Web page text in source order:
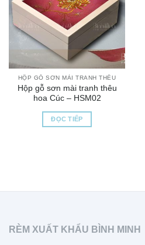
HỘP GỖ SƠN MÀI TRANH THÊU
Hộp gỗ sơn mài tranh thêu
hoa Cúc – HSM02
ĐỌC TIẾP
RÈM XUẤT KHẨU BÌNH MINH